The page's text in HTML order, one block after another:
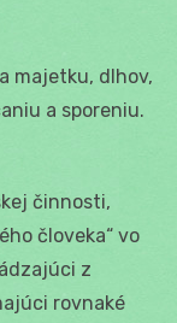
majetku, dlhov,
a sporeniu.
činnosti,
človeka“ vo
z
rovnaké